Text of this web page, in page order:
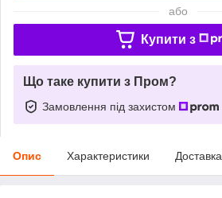
або
Купити з
Що таке купити з Пром?
Замовлення під захистом
Опис Характеристики Доставка